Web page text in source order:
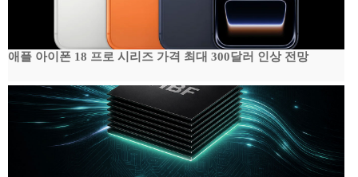
애플 아이폰 18 프로 시리즈 가격 최대 300달러 인상 전망